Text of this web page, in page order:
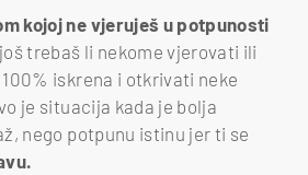
kojoj ne vjeruješ u potpunosti
trebaš li nekome vjerovati ili
iskrena i otkrivati neke
je situacija kada je bolja
nego potpunu istinu jer ti se